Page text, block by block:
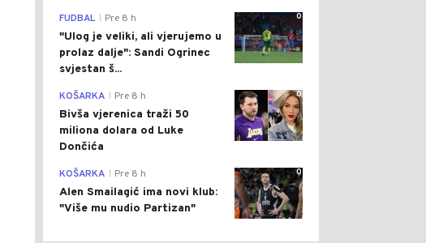
0
FUDBAL Pre 8 h
"Ulog je veliki, ali vjerujemo u
prolaz dalje": Sandi Ogrinec
svjestan š...
0
KOŠARKA Pre 8 h
Bivša vjerenica traži 50
miliona dolara od Luke
Dončića
0
KOŠARKA Pre 8 h
Alen Smailagić ima novi klub:
"Više mu nudio Partizan"